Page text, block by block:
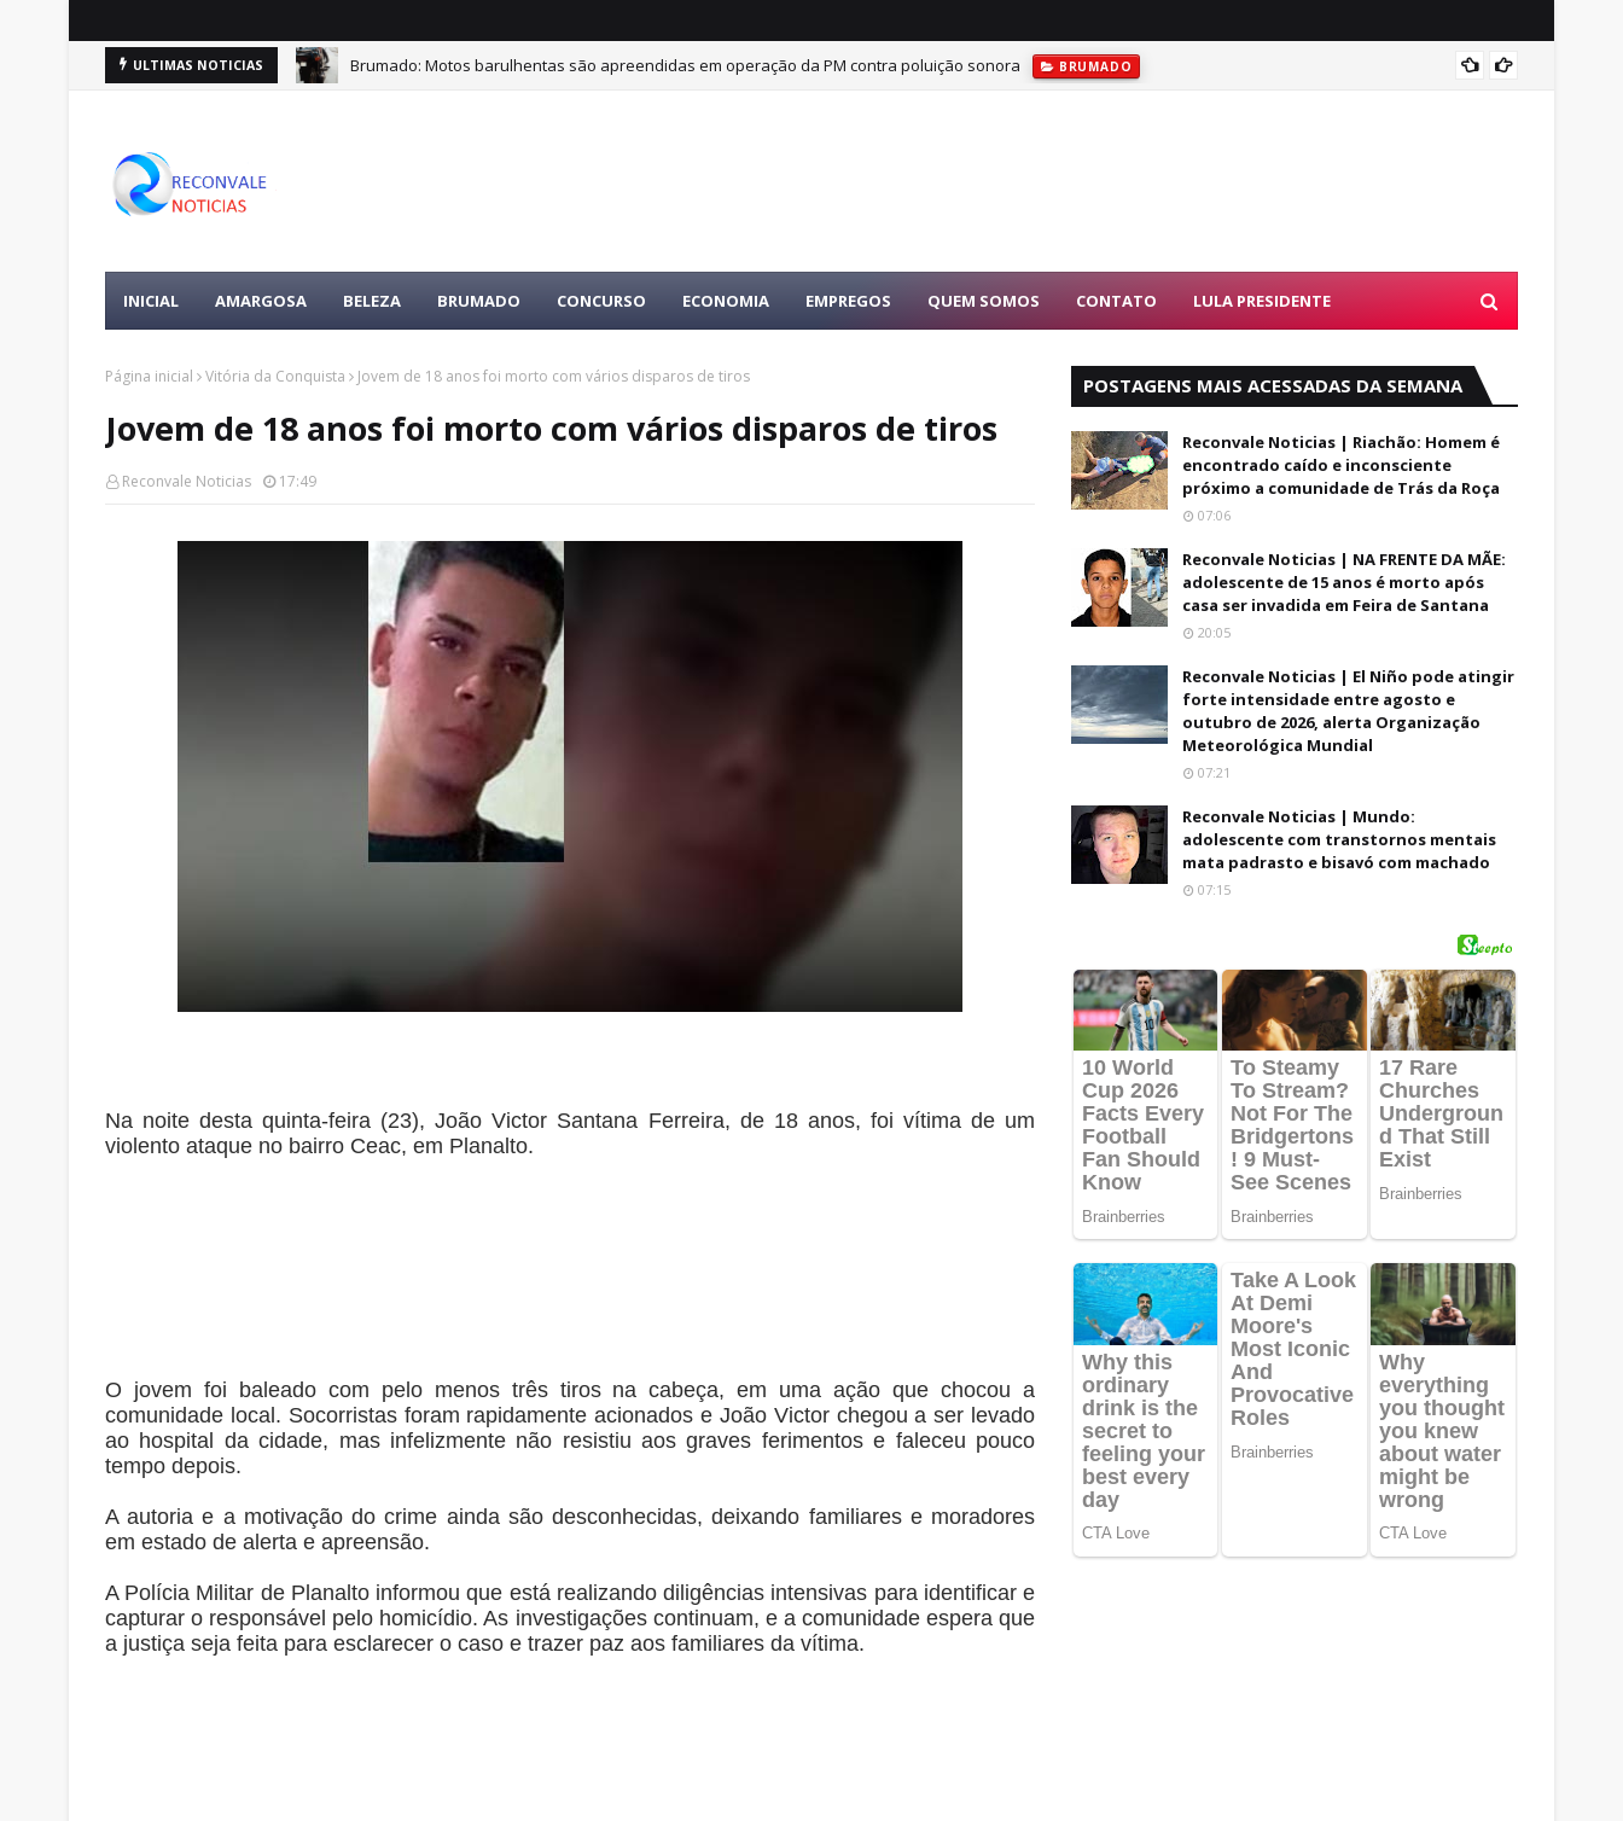
ULTIMAS NOTICIAS Brumado: Motos barulhentas são apreendidas em operação da PM contra poluição sonora BRUMADO
INICIAL AMARGOSA BELEZA BRUMADO CONCURSO ECONOMIA EMPREGOS QUEM SOMOS CONTATO LULA PRESIDENTE
Página inicial Vitória da Conquista Jovem de 18 anos foi morto com vários disparos de tiros
Jovem de 18 anos foi morto com vários disparos de tiros
Reconvale Noticias 17:49
Na noite desta quinta-feira (23), João Victor Santana Ferreira, de 18 anos, foi vítima de um
violento ataque no bairro Ceac, em Planalto.
O jovem foi baleado com pelo menos três tiros na cabeça, em uma ação que chocou a
comunidade local. Socorristas foram rapidamente acionados e João Victor chegou a ser levado
ao hospital da cidade, mas infelizmente não resistiu aos graves ferimentos e faleceu pouco
tempo depois.
A autoria e a motivação do crime ainda são desconhecidas, deixando familiares e moradores
em estado de alerta e apreensão.
A Polícia Militar de Planalto informou que está realizando diligências intensivas para identificar e
capturar o responsável pelo homicídio. As investigações continuam, e a comunidade espera que
a justiça seja feita para esclarecer o caso e trazer paz aos familiares da vítima.
POSTAGENS MAIS ACESSADAS DA SEMANA
Reconvale Noticias | Riachão: Homem é
encontrado caído e inconsciente
próximo a comunidade de Trás da Roça
07:06
Reconvale Noticias | NA FRENTE DA MÃE:
adolescente de 15 anos é morto após
casa ser invadida em Feira de Santana
20:05
Reconvale Noticias | El Niño pode atingir
forte intensidade entre agosto e
outubro de 2026, alerta Organização
Meteorológica Mundial
07:21
Reconvale Noticias | Mundo:
adolescente com transtornos mentais
mata padrasto e bisavó com machado
07:15